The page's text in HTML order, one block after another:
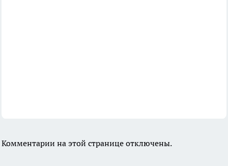
Комментарии на этой странице отключены.